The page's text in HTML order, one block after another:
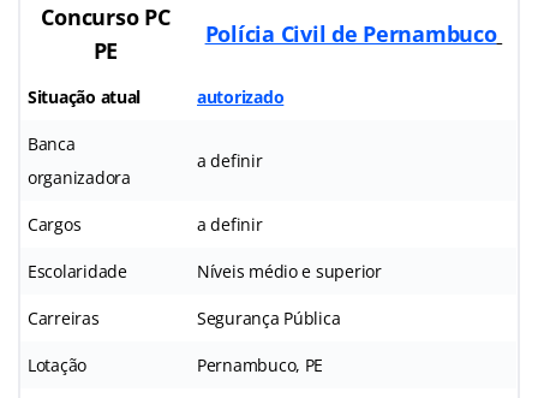
Concurso PC
PE
Polícia Civil de Pernambuco
Situação atual autorizado
Banca
organizadora
a definir
Cargos a definir
Escolaridade Níveis médio e superior
Carreiras Segurança Pública
Lotação Pernambuco, PE